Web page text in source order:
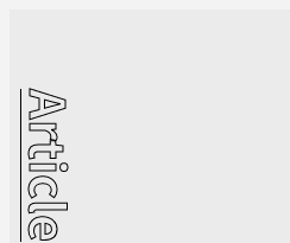
Article